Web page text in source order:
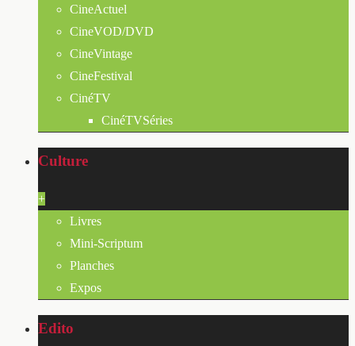
CineActuel
CineVOD/DVD
CineVintage
CineFestival
CinéTV
CinéTVSéries
Culture
+
Livres
Mini-Scriptum
Planches
Expos
Edito